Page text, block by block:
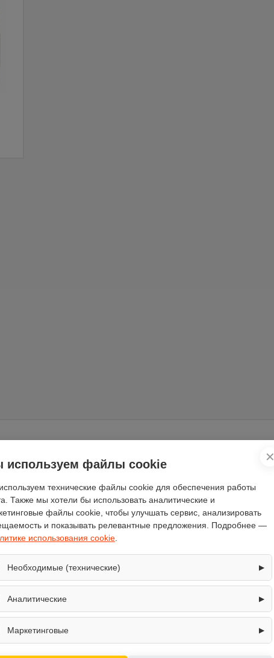
(0)
настенная сплит-система
2700
6.67
✕
используем файлы cookie
технические файлы cookie для обеспечения работы
Также мы хотели бы использовать аналитические и
файлы cookie, чтобы улучшать сервис, анализировать
и показывать релевантные предложения. Подробнее —
использования cookie
Необходимые (технические) ▶
корректную работу сайта: оформление заказа, корзина,
в личный кабинет. Без них основные функции могут быть
Аналитические ▶
обезличенную информацию о посещениях и использовании
(например, счётчики аналитики), помогают улучшать интерфейс и
Маркетинговые ▶